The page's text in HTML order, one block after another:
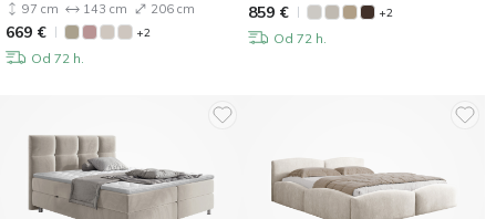
97 cm 143 cm 206 cm
669 € +2
Od 72 h.
859 € +2
Od 72 h.